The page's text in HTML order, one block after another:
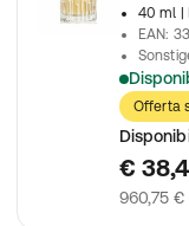
40 ml
EAN:
Jimmy
Offerta
€
960,75 €